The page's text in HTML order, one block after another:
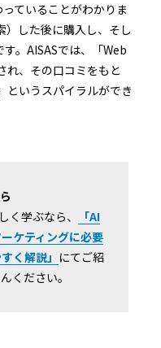
ていることがわかりま
）した後に購入し、そし
。AISASでは、「Web
れ、その口コミをもと
というスパイラルができ
く学ぶなら、
「AI
ケティングに必要
く解説」 にてご紹
ください。